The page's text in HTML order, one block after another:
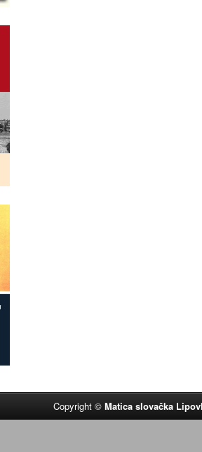
Copyright ©Matica slovačka